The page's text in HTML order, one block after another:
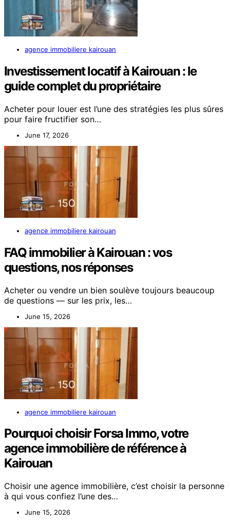
agence immobiliere kairouan
Investissement locatif à Kairouan : le
guide complet du propriétaire
Acheter pour louer est l’une des stratégies les plus sûres
pour faire fructifier son…
June 17, 2026
agence immobiliere kairouan
FAQ immobilier à Kairouan : vos
questions, nos réponses
Acheter ou vendre un bien soulève toujours beaucoup
de questions — sur les prix, les…
June 15, 2026
agence immobiliere kairouan
Pourquoi choisir Forsa Immo, votre
agence immobilière de référence à
Kairouan
Choisir une agence immobilière, c’est choisir la personne
à qui vous confiez l’une des…
June 15, 2026